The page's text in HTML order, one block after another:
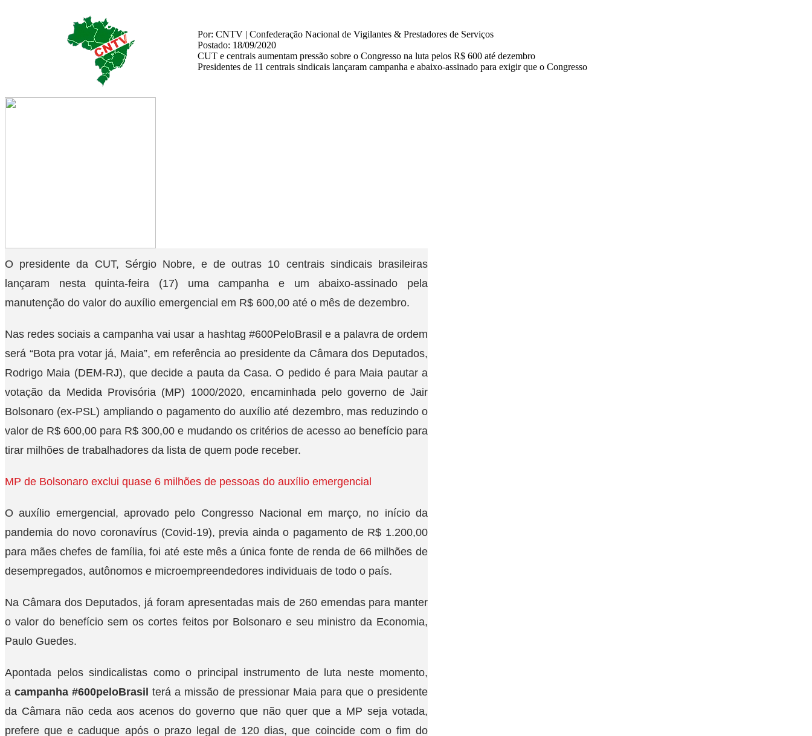
Por: CNTV | Confederação Nacional de Vigilantes & Prestadores de Serviços
Postado: 18/09/2020
CUT e centrais aumentam pressão sobre o Congresso na luta pelos R$ 600 até dezembro
Presidentes de 11 centrais sindicais lançaram campanha e abaixo-assinado para exigir que o Congresso
O presidente da CUT, Sérgio Nobre, e de outras 10 centrais sindicais brasileiras
lançaram nesta quinta-feira (17) uma campanha e um abaixo-assinado pela
manutenção do valor do auxílio emergencial em R$ 600,00 até o mês de dezembro.
Nas redes sociais a campanha vai usar a hashtag #600PeloBrasil e a palavra de ordem
será “Bota pra votar já, Maia”, em referência ao presidente da Câmara dos Deputados,
Rodrigo Maia (DEM-RJ), que decide a pauta da Casa. O pedido é para Maia pautar a
votação da Medida Provisória (MP) 1000/2020, encaminhada pelo governo de Jair
Bolsonaro (ex-PSL) ampliando o pagamento do auxílio até dezembro, mas reduzindo o
valor de R$ 600,00 para R$ 300,00 e mudando os critérios de acesso ao benefício para
tirar milhões de trabalhadores da lista de quem pode receber.
MP de Bolsonaro exclui quase 6 milhões de pessoas do auxílio emergencial
O auxílio emergencial, aprovado pelo Congresso Nacional em março, no início da
pandemia do novo coronavírus (Covid-19), previa ainda o pagamento de R$ 1.200,00
para mães chefes de família, foi até este mês a única fonte de renda de 66 milhões de
desempregados, autônomos e microempreendedores individuais de todo o país.
Na Câmara dos Deputados, já foram apresentadas mais de 260 emendas para manter
o valor do benefício sem os cortes feitos por Bolsonaro e seu ministro da Economia,
Paulo Guedes.
Apontada pelos sindicalistas como o principal instrumento de luta neste momento,
acampanha #600peloBrasil terá a missão de pressionar Maia para que o presidente
da Câmara não ceda aos acenos do governo que não quer que a MP seja votada,
prefere que e caduque após o prazo legal de 120 dias, que coincide com o fim do